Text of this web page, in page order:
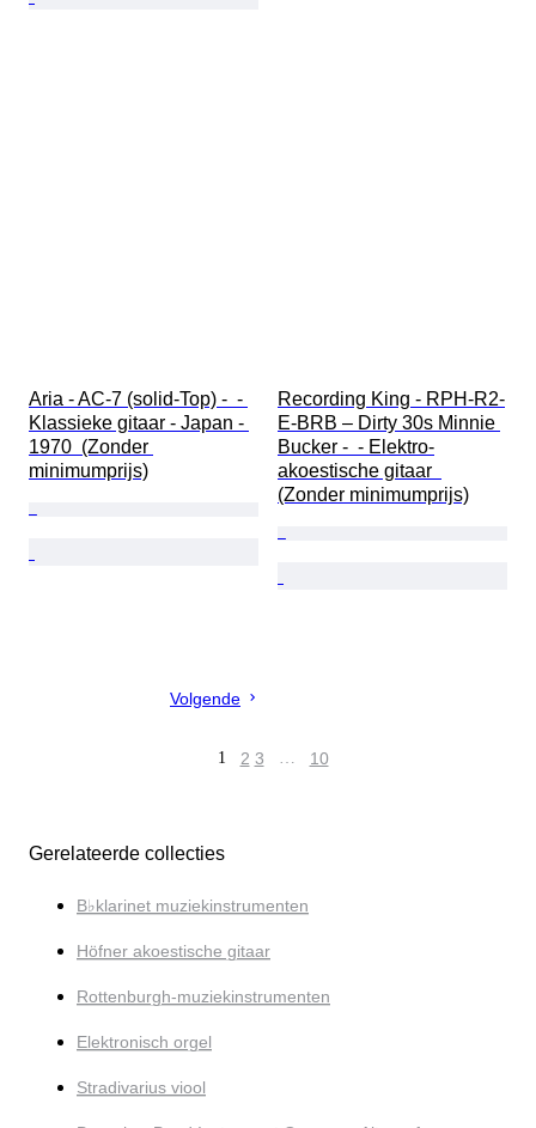
Aria - AC-7 (solid-Top) -  -
Klassieke gitaar - Japan -
1970  (Zonder
minimumprijs)
Recording King - RPH-R2-
E-BRB – Dirty 30s Minnie
Bucker -  - Elektro-
akoestische gitaar
(Zonder minimumprijs)
Volgende
1 2 3 … 10
Gerelateerde collecties
B♭klarinet muziekinstrumenten
Höfner akoestische gitaar
Rottenburgh-muziekinstrumenten
Elektronisch orgel
Stradivarius viool